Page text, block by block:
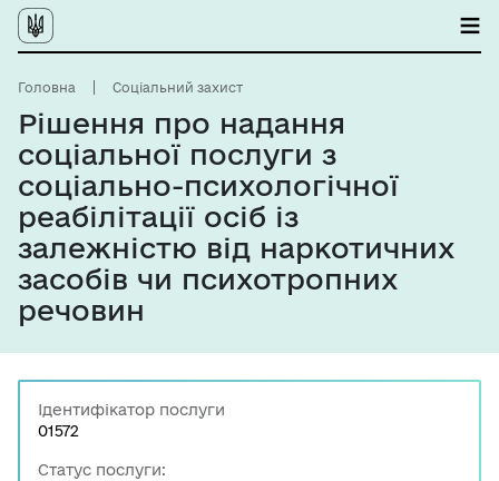
Головна Соціальний захист
Рішення про надання
соціальної послуги з
соціально-психологічної
реабілітації осіб із
залежністю від наркотичних
засобів чи психотропних
речовин
Ідентифікатор послуги
01572
Статус послуги: